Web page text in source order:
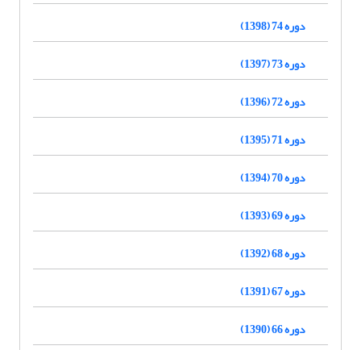
دوره 74 (1398)
دوره 73 (1397)
دوره 72 (1396)
دوره 71 (1395)
دوره 70 (1394)
دوره 69 (1393)
دوره 68 (1392)
دوره 67 (1391)
دوره 66 (1390)